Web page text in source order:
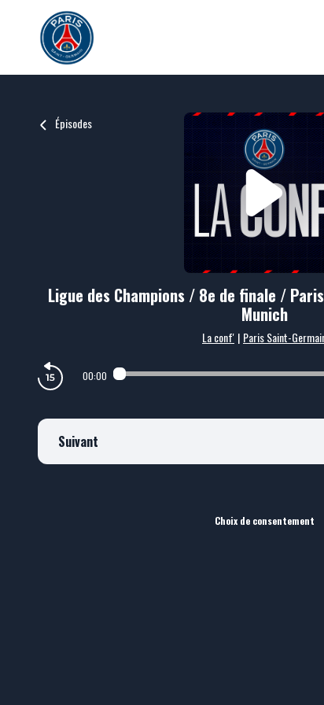
Épisodes
Ligue des Champions / 8e de finale /
Munich
La conf' | Paris Saint-
00:00
Suivant
Choix de consentement